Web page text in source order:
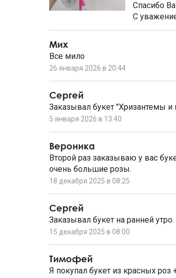
Спасибо
С
Мих
Все мило
26 января 2026 в 20:44
Сергей
Заказывал букет "Хризантемы
5 января 2026 в 13:40
Вероника
Второй раз заказываю у вас
очень большие розы.
18 декабря 2025 в 08:25
Сергей
Заказывал букет на ранней
15 декабря 2025 в 08:00
Тимофей
Я покупал букет из красных